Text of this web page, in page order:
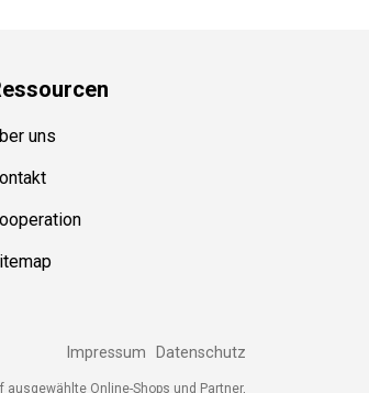
n
uns
Impressum Datenschutz
Online-Shops und Partner,